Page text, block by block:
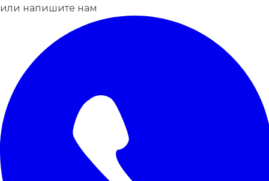
или напишите нам